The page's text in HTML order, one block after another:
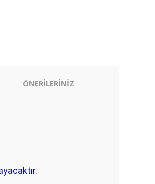
ÖNERİLERİNİZ